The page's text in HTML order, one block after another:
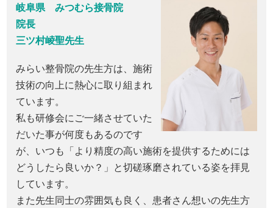
岐阜県 みつむら接骨院
院長
三ツ村崚聖先生
みらい整骨院の先生方は、施術
技術の向上に熱心に取り組まれ
ています。
私も研修会にご一緒させていた
だいた事が何度もあるのです
が、いつも「より精度の高い施術を提供するためには
どうしたら良いか？」と切磋琢磨されている姿を拝見
しています。
また先生同士の雰囲気も良く、患者さん想いの先生方